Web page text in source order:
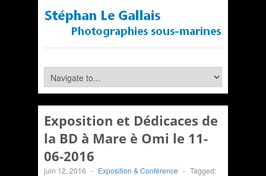
Exposition et Dédicaces de
la BD à Mare è Omi le 11-
06-2016
juin 12, 2016 - Exposition & Conférence - Tagged: